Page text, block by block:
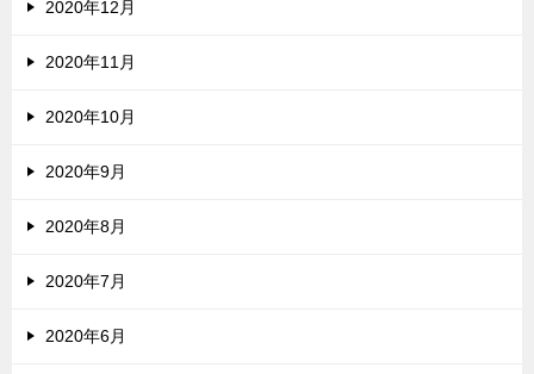
2020年12月
2020年11月
2020年10月
2020年9月
2020年8月
2020年7月
2020年6月